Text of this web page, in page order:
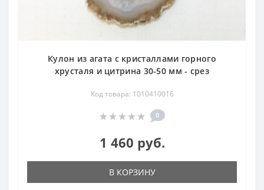
Кулон из агата с кристаллами горного
хрусталя и цитрина 30-50 мм - срез
Код товара: 1010410016
0
1 460 руб.
В КОРЗИНУ